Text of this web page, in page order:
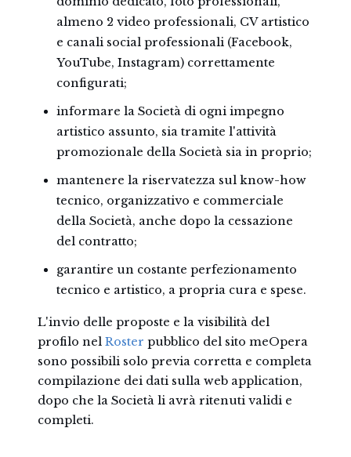
almeno 2 video professionali, CV artistico
e canali social professionali (Facebook,
YouTube, Instagram) correttamente
configurati;
informare la Società di ogni impegno
artistico assunto, sia tramite l'attività
promozionale della Società sia in proprio;
mantenere la riservatezza sul know-how
tecnico, organizzativo e commerciale
della Società, anche dopo la cessazione
del contratto;
garantire un costante perfezionamento
tecnico e artistico, a propria cura e spese.
L'invio delle proposte e la visibilità del
profilo nel Roster pubblico del sito meOpera
sono possibili solo previa corretta e completa
compilazione dei dati sulla web application,
dopo che la Società li avrà ritenuti validi e
completi.